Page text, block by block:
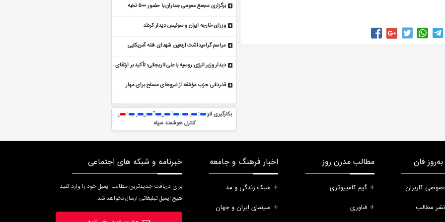
برگزاری مجمع عمومی جماران با حضور ۵۰۰ نخبه
وزرای خارجه ایران و سوئیس دیدار کردند
مراسم گرامیداشت اربعین شهدای فتنه آمریکایی
دیدار وزیر انرژی روسیه با علی لاریجانی؛ تأکید بر ارتقای
قدردانی حزب مؤتلفه از نیروهای مسلح برای مهار
بکارگیری انواع تسلیحات پدافندی و آفندی در رزمایش
کنترل هوشمند سپاه
فان
کاربران
نشر مطالب
مطالب مدرن روز
گیم کامپیوتری
فناوری
اخبار فرهنگ و جامعه
سبک زندگی و مد
سینمای ایران و جهان
خبرنامه و شبکه های اجتماعی
برای دریافت جدیدترین مطالب ایمیل خود را وارد کنید.
هیچ ایمیل تبلیغاتی ارسال نخواهد شد.